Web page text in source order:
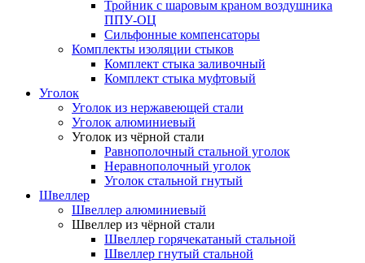
Тройник с шаровым краном воздушника
ППУ-ОЦ
Сильфонные компенсаторы
Комплекты изоляции стыков
Комплект стыка заливочный
Комплект стыка муфтовый
Уголок
Уголок из нержавеющей стали
Уголок алюминиевый
Уголок из чёрной стали
Равнополочный стальной уголок
Неравнополочный уголок
Уголок стальной гнутый
Швеллер
Швеллер алюминиевый
Швеллер из чёрной стали
Швеллер горячекатаный стальной
Швеллер гнутый стальной